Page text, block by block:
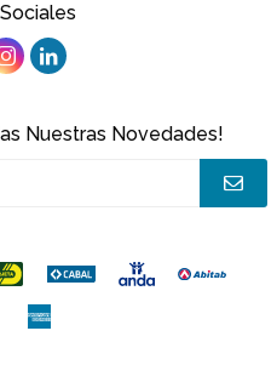

Nuestras Novedades!